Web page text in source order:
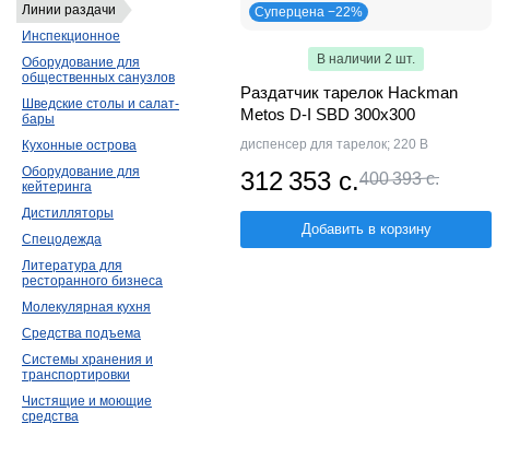
Суперцена −22%
В наличии 2 шт.
Раздатчик тарелок Hackman
Metos D-I SBD 300х300
диспенсер для тарелок; 220 В
312 353 с.400 393 с.
Добавить в корзину
Линии раздачи
Инспекционное
Оборудование для
общественных санузлов
Шведские столы и салат-
бары
Кухонные острова
Оборудование для
кейтеринга
Дистилляторы
Спецодежда
Литература для
ресторанного бизнеса
Молекулярная кухня
Средства подъема
Системы хранения и
транспортировки
Чистящие и моющие
средства